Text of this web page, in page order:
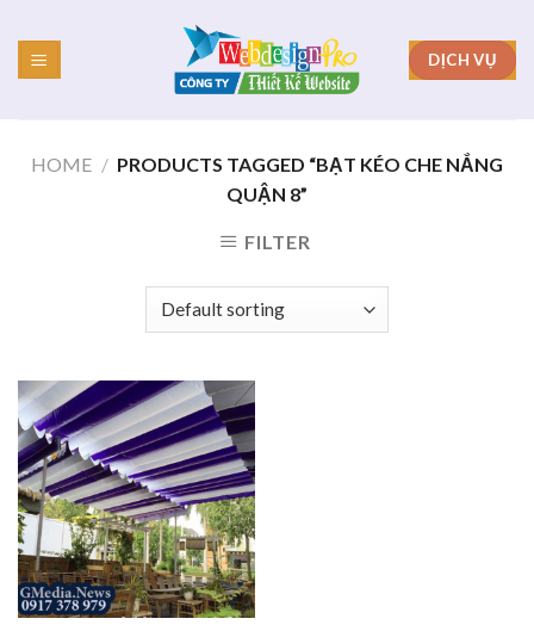
content
DỊCH VỤ
HOME / PRODUCTS TAGGED “BẠT KÉO CHE NẮNG
QUẬN 8”
FILTER